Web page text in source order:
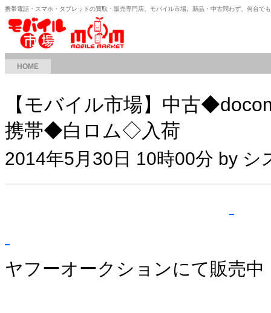
携帯電話・スマホ・タブレットの買取・販売専門店、モバイル市場。新品・中古問わず、何台で
HOME
【モバイル市場】中古
携帯◆白ロム◇入荷
2014年5月30日 10時00分 by シ
ヤフーオークションにて販売中